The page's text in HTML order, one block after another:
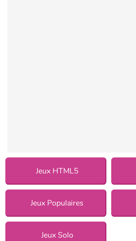
Jeux HTML5
Jeux Populaires
Jeux Solo